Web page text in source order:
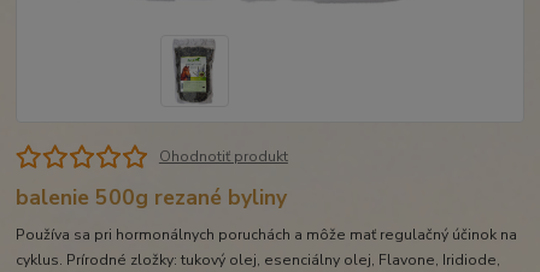
Ohodnotiť produkt
balenie 500g rezané byliny
Používa sa pri hormonálnych poruchách a môže mať regulačný účinok na
cyklus. Prírodné zložky: tukový olej, esenciálny olej, Flavone, Iridiode,